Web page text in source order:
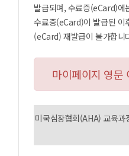
발급되며, 수료증(eCard)에
수료증(eCard)이 발급된 이
(eCard) 재발급이 불가합니
마이페이지 영문
미국심장협회(AHA) 교육